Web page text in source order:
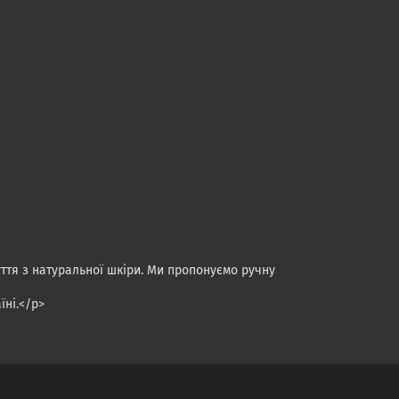
з натуральної шкіри. Ми пропонуємо ручну
p>